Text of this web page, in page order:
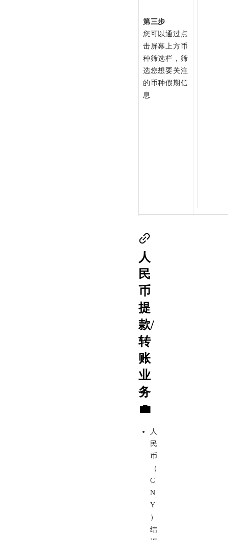
第三步
您可以通过点
击屏幕上方币
种筛选栏，筛
选您想要关注
的币种假期信
息
人
民
币
提
款/
转
账
业
务
💼
人
民
币
（
C
N
Y
）
结